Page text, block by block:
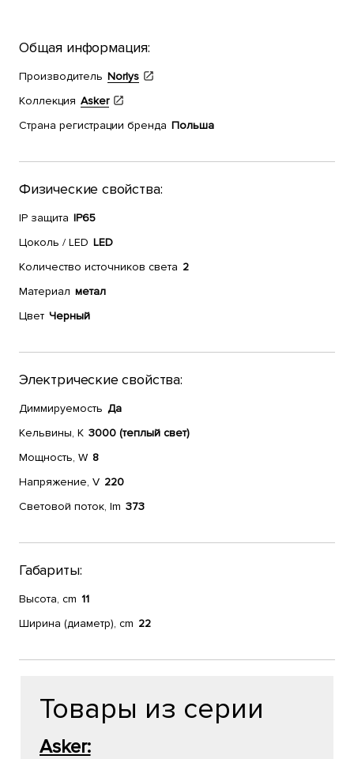
Общая информация:
Производитель Norlys
Коллекция Asker
Страна регистрации бренда Польша
Физические свойства:
IP защита IP65
Цоколь / LED LED
Количество источников света 2
Материал метал
Цвет Черный
Электрические свойства:
Диммируемость Да
Кельвины, К 3000 (теплый свет)
Мощность, W 8
Напряжение, V 220
Световой поток, lm 373
Габариты:
Высота, cm 11
Ширина (диаметр), cm 22
Товары из серии
Asker: